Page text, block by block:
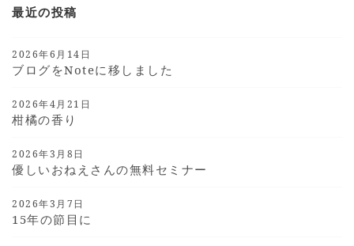
最近の投稿
2026年6月14日
ブログをnoteに移しました
2026年4月21日
柑橘の香り
2026年3月8日
優しいおねえさんの無料セミナー
2026年3月7日
15年の節目に